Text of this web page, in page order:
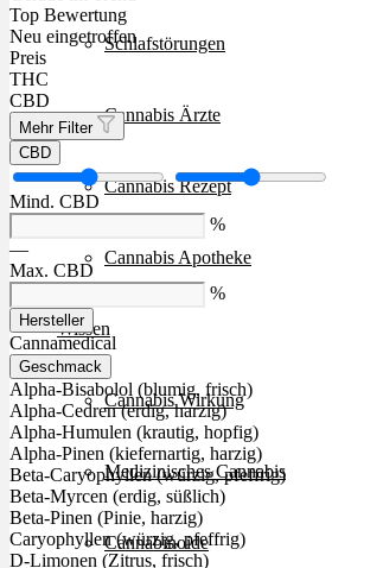
Schlafstörungen
Cannabis Ärzte
Cannabis Rezept
Cannabis Apotheke
Wissen
Cannabis Wirkung
Medizinisches Cannabis
Cannabinoide
Top Bewertung
Neu eingetroffen
Preis
THC
CBD
Mehr Filter
CBD
Mind. CBD
%
—
Max. CBD
%
Hersteller
Cannamedical
Geschmack
Alpha-Bisabolol (blumig, frisch)
Alpha-Cedren (erdig, harzig)
Alpha-Humulen (krautig, hopfig)
Alpha-Pinen (kiefernartig, harzig)
Beta-Caryophyllen (würzig, pfeffrig)
Beta-Myrcen (erdig, süßlich)
Beta-Pinen (Pinie, harzig)
Caryophyllen (würzig, pfeffrig)
D-Limonen (Zitrus, frisch)